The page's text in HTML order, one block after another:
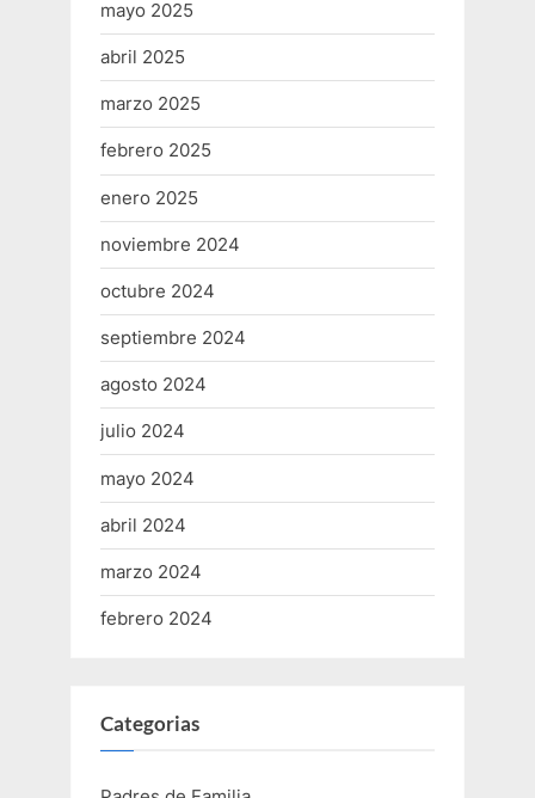
mayo 2025
abril 2025
marzo 2025
febrero 2025
enero 2025
noviembre 2024
octubre 2024
septiembre 2024
agosto 2024
julio 2024
mayo 2024
abril 2024
marzo 2024
febrero 2024
Categorias